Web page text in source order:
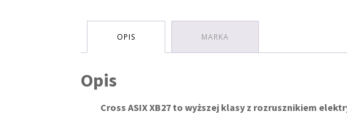
OPIS MARKA
Opis
Cross ASIX XB27 to wyższej klasy z rozrusznikiem